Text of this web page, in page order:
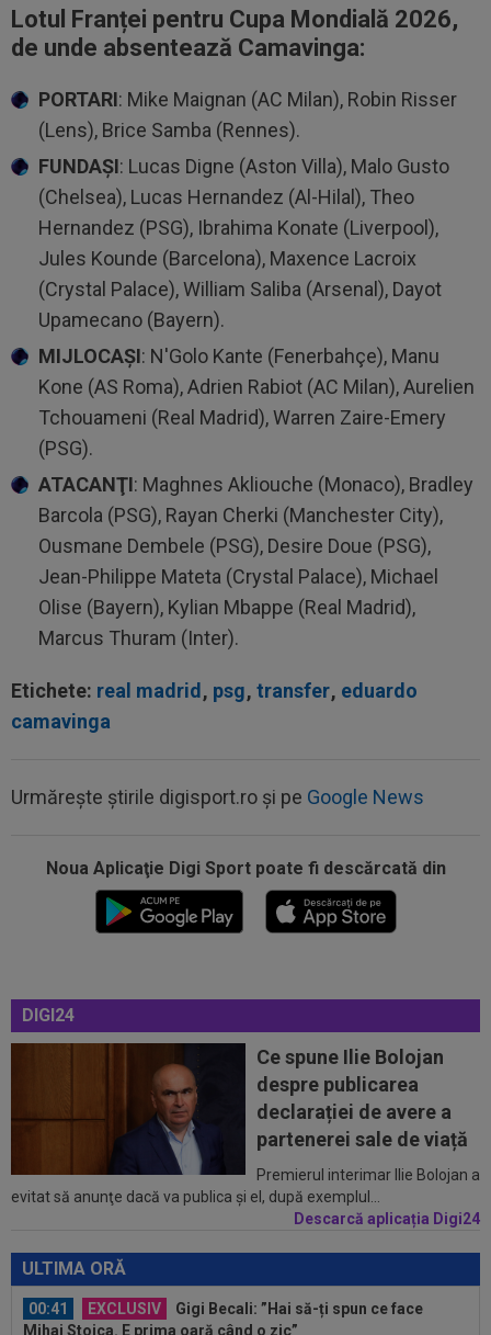
Lotul Franței pentru Cupa Mondială 2026,
de unde absentează Camavinga:
PORTARI: Mike Maignan (AC Milan), Robin Risser
(Lens), Brice Samba (Rennes).
FUNDAŞI: Lucas Digne (Aston Villa), Malo Gusto
(Chelsea), Lucas Hernandez (Al-Hilal), Theo
Hernandez (PSG), Ibrahima Konate (Liverpool),
Jules Kounde (Barcelona), Maxence Lacroix
(Crystal Palace), William Saliba (Arsenal), Dayot
Upamecano (Bayern).
MIJLOCAŞI: N'Golo Kante (Fenerbahçe), Manu
Kone (AS Roma), Adrien Rabiot (AC Milan), Aurelien
Tchouameni (Real Madrid), Warren Zaire-Emery
(PSG).
ATACANŢI: Maghnes Akliouche (Monaco), Bradley
Barcola (PSG), Rayan Cherki (Manchester City),
Ousmane Dembele (PSG), Desire Doue (PSG),
Jean-Philippe Mateta (Crystal Palace), Michael
Olise (Bayern), Kylian Mbappe (Real Madrid),
Marcus Thuram (Inter).
Etichete: real madrid , psg, transfer, eduardo
camavinga
Urmărește știrile digisport.ro și pe Google News
Noua Aplicaţie Digi Sport poate fi descărcată din
DIGI24
Ce spune Ilie Bolojan
despre publicarea
declarației de avere a
partenerei sale de viață
Premierul interimar Ilie Bolojan a
evitat să anunţe dacă va publica şi el, după exemplul...
Descarcă aplicația Digi24
ULTIMA ORĂ
EXCLUSIV
Gică Craioveanu a dat declarația
serii, după KuPS - Craiova: ”Știi cine mă...
Rodri!
00:08
Mai rău decât CFR Cluj: scorul serii în Europa!
La pauză erau conduși cu 0-2...
EXCLUSIV
Folha, OUT de la CFR Cluj după
dezastrul cu Tromso! ”Îi dau afară pe toți!”...
23:52 EXCLUSIV
Gigi Becali: ”Am vândut un jucător
pe 3.000.000 €”
gata să renunțe la CFR și să preia alt club...
00:41 EXCLUSIV
Gigi Becali: ”Hai să-ți spun ce face
Mihai Stoica. E prima oară când o zic”